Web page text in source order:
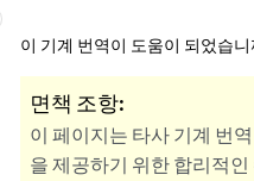
이 기계 번역이 도움이 되었습니
면책 조항:
이 페이지는 타사 기계 번
을 제공하기 위한 합리적